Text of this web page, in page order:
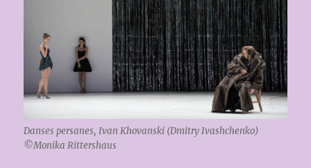
Danses persanes, Ivan Khovanski (Dmitry Ivashchenko)
©Monika Rittershaus